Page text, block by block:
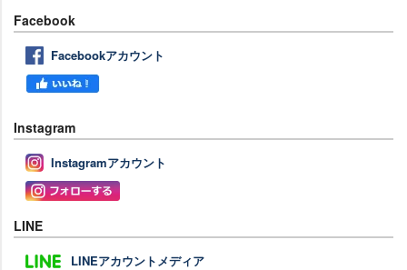
Facebook
Facebookアカウント
Instagram
Instagramアカウント
LINE
LINEアカウントメディア